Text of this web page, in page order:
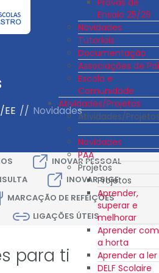
Ensaio 25/26
Novidades
Tutoriais
Documentação
Associações de
Escola e
Comunidade
Atividades/Projetos
Atividades/
Novidades
PAA
Projetos
Projetos
Aprender,
superar e
melhorar
Aprender com
a horta
Aprender a ler
DELF Scolaire
// Novidades
INOVAR PESSOAL
INOVAR SIGE
MARCAÇÃO DE REFEIÇÕES
LIGAÇÕES ÚTEIS
para ti